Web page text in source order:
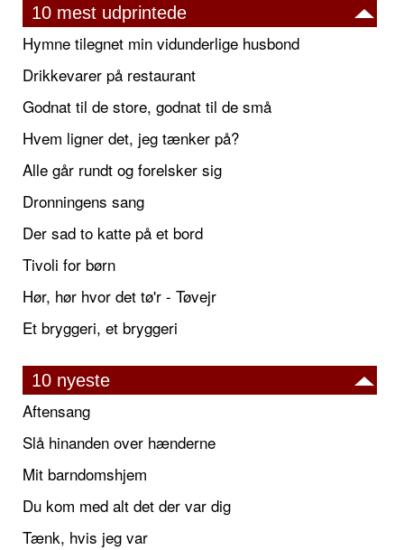
10 mest udprintede
Hymne tilegnet min vidunderlige husbond
Drikkevarer på restaurant
Godnat til de store, godnat til de små
Hvem ligner det, jeg tænker på?
Alle går rundt og forelsker sig
Dronningens sang
Der sad to katte på et bord
Tivoli for børn
Hør, hør hvor det tø'r - Tøvejr
Et bryggeri, et bryggeri
10 nyeste
Aftensang
Slå hinanden over hænderne
Mit barndomshjem
Du kom med alt det der var dig
Tænk, hvis jeg var